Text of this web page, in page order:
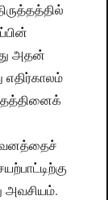
அதன்
அவசியம்.